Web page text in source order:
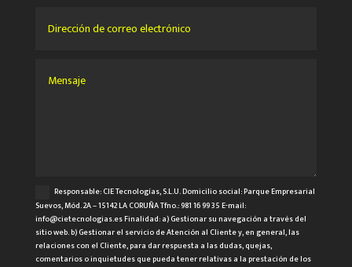
Responsable: CIE Tecnologías, S.L.U. Domicilio social: Parque Empresarial
Suevos, Mód. 2A – 15142 LA CORUÑA Tfno.: 981 16 99 35 E-mail:
info@cietecnologias.es Finalidad: a) Gestionar su navegación a través del
sitio web. b) Gestionar el servicio de Atención al Cliente y, en general, las
relaciones con el Cliente, para dar respuesta a las dudas, quejas,
comentarios o inquietudes que pueda tener relativas a la prestación de los